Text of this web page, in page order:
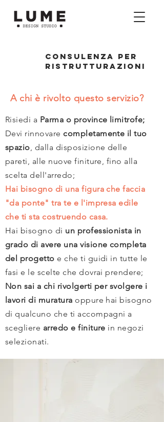
CONSULENZA per
ristrutturazioni
A chi è rivolto questo servizio?
Risiedi a Parma o province limitrofe;
Devi rinnovare completamente il tuo
spazio, dalla disposizione delle
pareti, alle nuove finiture, fino alla
scelta dell'arredo;
Hai bisogno di una figura che faccia
"da ponte" tra te e l'impresa edile
che ti sta costruendo casa.
Hai bisogno di un professionista in
grado di avere una visione completa
del progetto e che ti guidi in tutte le
fasi e le scelte che dovrai prendere;
Non sai a chi rivolgerti per svolgere i
lavori di muratura oppure hai bisogno
di qualcuno che ti accompagni a
scegliere arredo e finiture in negozi
selezionati.